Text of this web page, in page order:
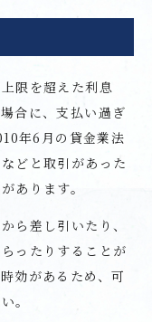
限を超えた利息
合に、支払い過ぎ
年6月の貸金業法
どと取引があった
あります。
ら差し引いたり、
ったりすることが
効があるため、可
。